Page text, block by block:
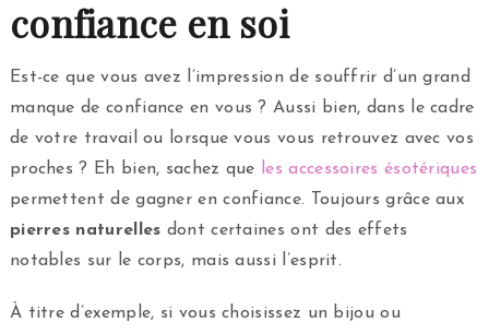
confiance en soi
Est-ce que vous avez l’impression de souffrir d’un grand
manque de confiance en vous ? Aussi bien, dans le cadre
de votre travail ou lorsque vous vous retrouvez avec vos
proches ? Eh bien, sachez que les accessoires ésotériques
permettent de gagner en confiance. Toujours grâce aux
pierres naturelles dont certaines ont des effets
notables sur le corps, mais aussi l’esprit.
À titre d’exemple, si vous choisissez un bijou ou